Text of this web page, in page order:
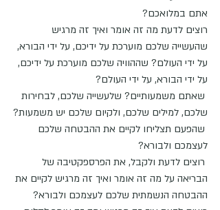
אתם במלואכם?
רוצים לדעת מה זה אומר ואיך זה מרגיש
שהעשייה שלכם מוערכת על ידיכם, על ידי הבורא,
על ידי העולם? שההוויה שלכם מוערכת על ידיכם,
על ידי הבורא, על ידי העולם?
שאתם משמעותיים? שלעשייה שלכם, לבחירות
שלכם, למילים שלכם, ולקיום שלכם יש משמעות?
שהפעם תצליחו לקיים את ההבטחה שלכם
לעצמכם ולבורא?
רוצים לדעת ולקבל, את הפרספקטיבה של
הבריאה על מה זה אומר ואיך זה מרגיש לקיים את
ההבטחה הנשמתית שלכם לעצמכם ולבורא?